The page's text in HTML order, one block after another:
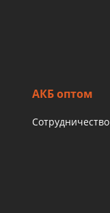
АКБ оптом
Сотрудничество